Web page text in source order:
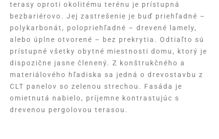
terasy oproti okolitému terénu je prístupná
bezbariérovo. Jej zastrešenie je buď priehľadné –
polykarbonát, polopriehľadné – drevené lamely,
alebo úplne otvorené – bez prekrytia. Odtiaľto sú
prístupné všetky obytné miestnosti domu, ktorý je
dispozične jasne členený. Z konštrukčného a
materiálového hľadiska sa jedná o drevostavbu z
CLT panelov so zelenou strechou. Fasáda je
omietnutá nabielo, príjemne kontrastujúc s
drevenou pergolovou terasou.